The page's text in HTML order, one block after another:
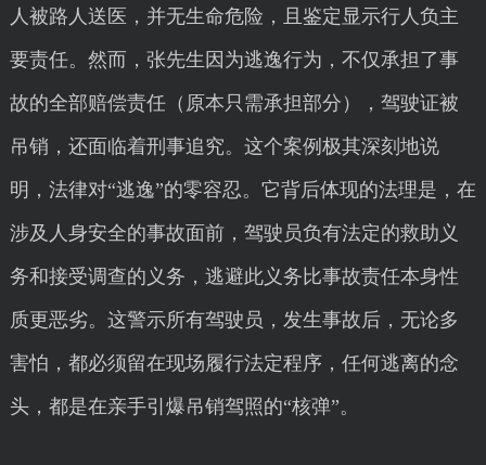
人被路人送医，并无生命危险，且鉴定显示行人负主
要责任。然而，张先生因为逃逸行为，不仅承担了事
故的全部赔偿责任（原本只需承担部分），驾驶证被
吊销，还面临着刑事追究。这个案例极其深刻地说
明，法律对“逃逸”的零容忍。它背后体现的法理是，在
涉及人身安全的事故面前，驾驶员负有法定的救助义
务和接受调查的义务，逃避此义务比事故责任本身性
质更恶劣。这警示所有驾驶员，发生事故后，无论多
害怕，都必须留在现场履行法定程序，任何逃离的念
头，都是在亲手引爆吊销驾照的“核弹”。